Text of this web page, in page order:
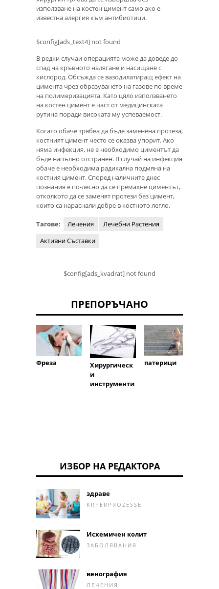
използване на костен цимент само ако е
известна алергия към антибиотици.
$config[ads_text4] not found
В редки случаи операцията може да доведе до
спад на кръвното налягане и насищане с
кислород. Обсъжда се вазодилатиращ ефект на
цимента чрез образуването на газове по време
на полимеризацията. Като цяло използването
на костен цимент е част от медицинската
рутина поради високата му успеваемост.
Когато обаче трябва да бъде заменена протеза,
костният цимент често се оказва упорит. Ако
няма инфекция, не е необходимо циментът да
бъде напълно отстранен. В случай на инфекция
обаче е необходима радикална подмяна на
костния цимент. Според наличните днес
познания е по-лесно да се премахне циментът,
отколкото да се заменят протези без цимент,
които са нараснали добре в костното легло.
Тагове: Лечения
Лечебни Растения
Активни Съставки
$config[ads_kvadrat] not found
ПРЕПОРЪЧАНО
Фреза
Хирургическ
и
инструменти
патерици
ИЗБОР НА РЕДАКТОРА
здраве
KRPERPROZESSE
Исхемичен колит
ЗАБОЛЯВАНИЯ
венография
ЛЕЧЕНИЯ